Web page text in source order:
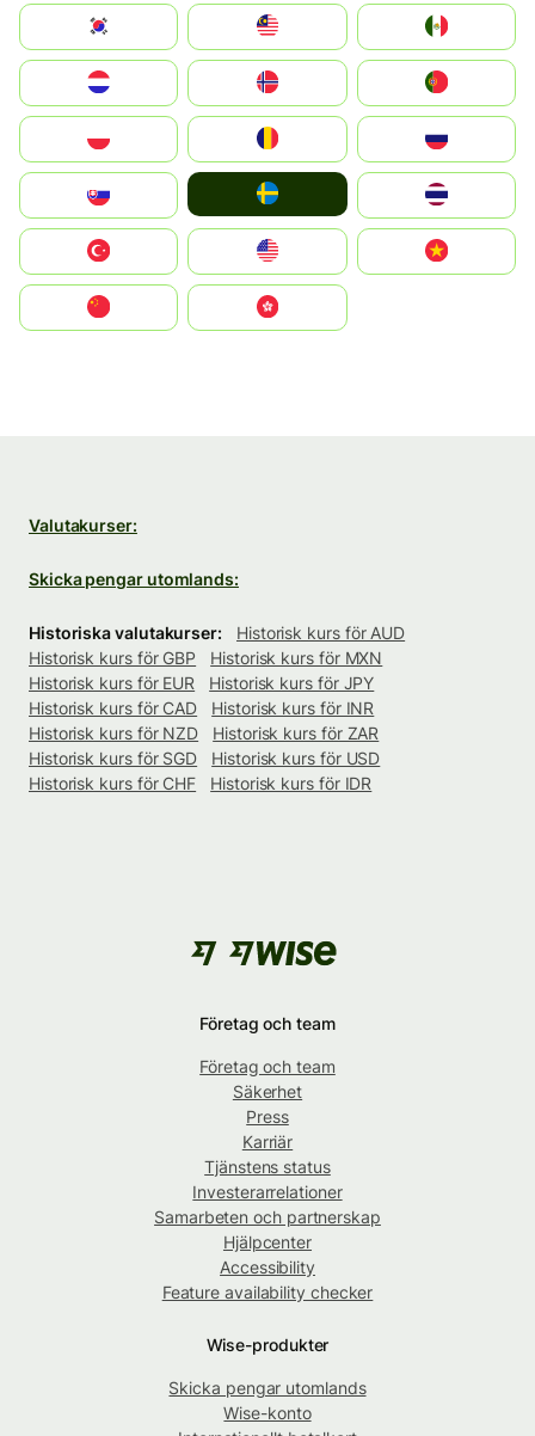
South Korea
United States
中國香港特別行政區
Valutakurser:
Skicka pengar utomlands:
Historiska valutakurser:
Historisk kurs för AUD
Historisk kurs för GBP
Historisk kurs för MXN
Historisk kurs för EUR
Historisk kurs för JPY
Historisk kurs för CAD
Historisk kurs för INR
Historisk kurs för NZD
Historisk kurs för ZAR
Historisk kurs för SGD
Historisk kurs för USD
Historisk kurs för CHF
Historisk kurs för IDR
Företag och team
Företag och team
Säkerhet
Press
Karriär
Tjänstens status
Investerarrelationer
Samarbeten och partnerskap
Hjälpcenter
Accessibility
Feature availability checker
Wise-produkter
Skicka pengar utomlands
Wise-konto